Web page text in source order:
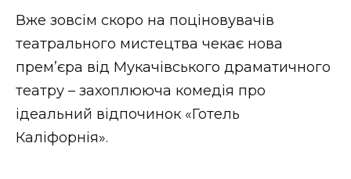
Втрачений Ужгород (відеоверсія)
ЗАКАРПАТСЬКІ НОВИНИ
Вже зовсім скоро на поціновувачів
театрального мистецтва чекає нова
премʼєра від Мукачівського драматичного
театру – захоплююча комедія про
ідеальний відпочинок «Готель
Каліфорнія».